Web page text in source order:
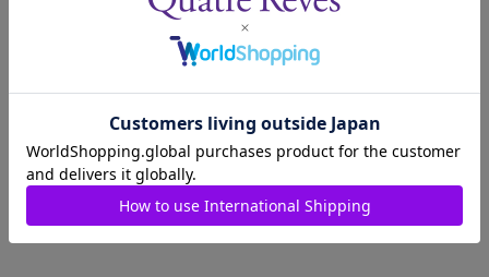
思い付いたビリーは、仕事仲間のクッキーらと共に別荘へと向か
無事、ジミーの別荘へ酒を運び込んだビリーたち。ところがそこ
かジミーの気を逸らそうと、あの手この手を使ってビリーたちが
奮闘する中、“絶対に使うことのない別荘”には思いがけない客た
ちが次々と現れて・・・。
ジミーとビリーが巻き起こす大騒動、そして恋の行方とは――。